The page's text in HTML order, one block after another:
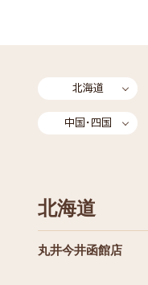
北海道
中国・四国
北海道
丸井今井函館店